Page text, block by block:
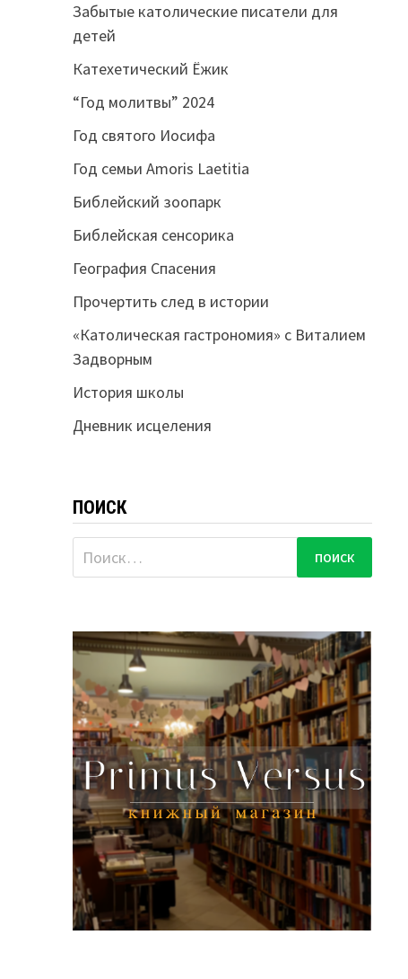
Забытые католические писатели для
детей
Катехетический Ёжик
“Год молитвы” 2024
Год святого Иосифа
Год семьи Amoris Laetitia
Библейский зоопарк
Библейская сенсорика
География Спасения
Прочертить след в истории
«Католическая гастрономия» с Виталием
Задворным
История школы
Дневник исцеления
ПОИСК
Найти: